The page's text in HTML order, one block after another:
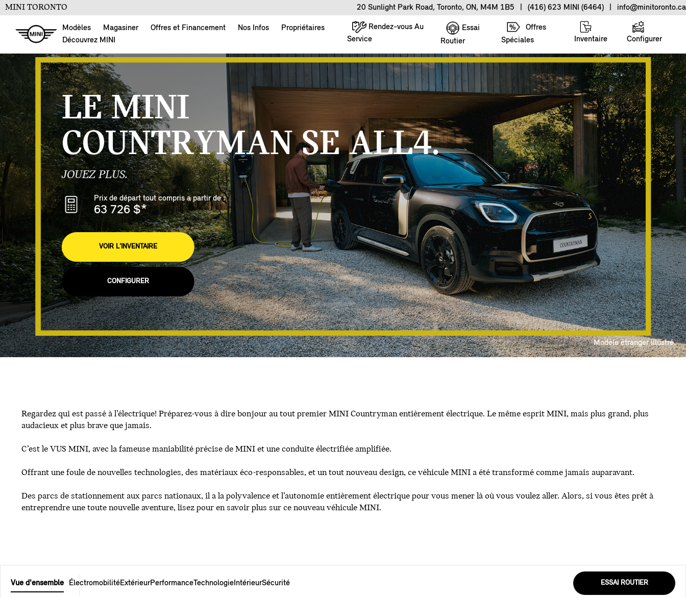
MINI TORONTO 20 Sunlight Park Road, Toronto, ON, M4M 1B5 (416) 623 MINI (6464) info@minitoronto.ca
Modèles Magasiner Offres et Financement Nos Infos
Propriétaires
Découvrez MINI
Rendez-vous Au
Service
Essai
Routier
Offres
Spéciales
Inventaire Configurer
Modèle étranger illustré.
LE MINI
COUNTRYMAN SE ALL4.
JOUEZ PLUS.
Prix de départ tout compris a partir de :
63 726 $*
VOIR L'INVENTAIRE
CONFIGURER
Regardez qui est passé à l’électrique! Préparez-vous à dire bonjour au tout premier MINI Countryman entièrement électrique. Le même esprit MINI, mais plus grand, plus
audacieux et plus brave que jamais.
C’est le VUS MINI, avec la fameuse maniabilité précise de MINI et une conduite électrifiée amplifiée.
Offrant une foule de nouvelles technologies, des matériaux éco-responsables, et un tout nouveau design, ce véhicule MINI a été transformé comme jamais auparavant.
Des parcs de stationnement aux parcs nationaux, il a la polyvalence et l’autonomie entièrement électrique pour vous mener là où vous voulez aller. Alors, si vous êtes prêt à
entreprendre une toute nouvelle aventure, lisez pour en savoir plus sur ce nouveau véhicule MINI.
Vue d'ensemble ÉlectromobilitéExtérieurPerformanceTechnologie IntérieurSécurité ESSAI ROUTIER